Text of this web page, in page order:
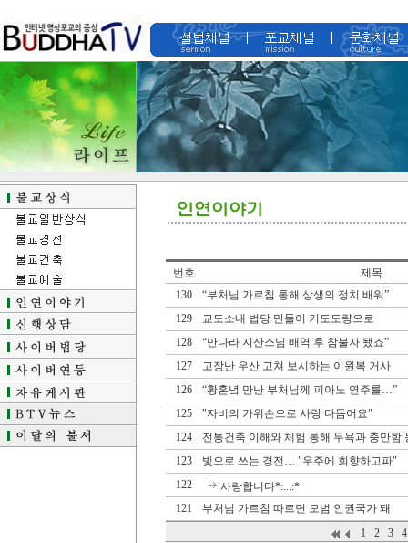
번호
제목
130
“부처님 가르침 통해 상생의 정치 배워”
129
교도소내 법당 만들어 기도도량으로
128
“만다라 지산스님 배역 후 참불자 됐죠”
127
고장난 우산 고쳐 보시하는 이원복 거사
126
“황혼녘 만난 부처님께 피아노 연주를…”
125
"자비의 가위손으로 사랑 다듬어요"
124
전통건축 이해와 체험 통해 무욕과 충만함
123
빛으로 쓰는 경전… "우주에 회향하고파"
122
사랑합니다*:...:*
121
부처님 가르침 따르면 모범 인권국가 돼
1
2 3 4